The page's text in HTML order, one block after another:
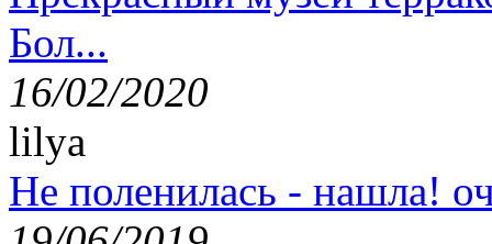
Бол...
16/02/2020
lilya
Не поленилась - нашла!